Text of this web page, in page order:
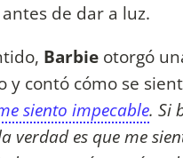
de dar a luz.
Barbie otorgó
y contó cómo se
siento impecable. Si
verdad es que me